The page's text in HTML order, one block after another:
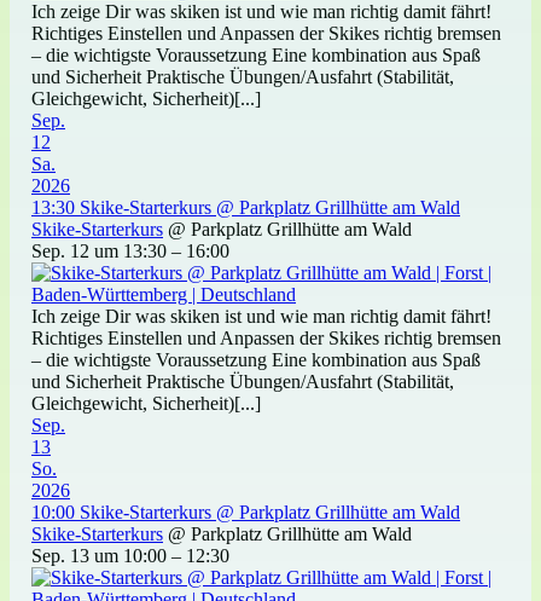
Ich zeige Dir was skiken ist und wie man richtig damit fährt!
Richtiges Einstellen und Anpassen der Skikes richtig bremsen
– die wichtigste Voraussetzung Eine kombination aus Spaß
und Sicherheit Praktische Übungen/Ausfahrt (Stabilität,
Gleichgewicht, Sicherheit)[...]
Sep.
12
Sa.
2026
13:30 Skike-Starterkurs @ Parkplatz Grillhütte am Wald
Skike-Starterkurs @ Parkplatz Grillhütte am Wald
Sep. 12 um 13:30 – 16:00
Ich zeige Dir was skiken ist und wie man richtig damit fährt!
Richtiges Einstellen und Anpassen der Skikes richtig bremsen
– die wichtigste Voraussetzung Eine kombination aus Spaß
und Sicherheit Praktische Übungen/Ausfahrt (Stabilität,
Gleichgewicht, Sicherheit)[...]
Sep.
13
So.
2026
10:00 Skike-Starterkurs @ Parkplatz Grillhütte am Wald
Skike-Starterkurs @ Parkplatz Grillhütte am Wald
Sep. 13 um 10:00 – 12:30